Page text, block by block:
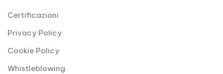
Certificazioni
Privacy Policy
Cookie Policy
Whistleblowing